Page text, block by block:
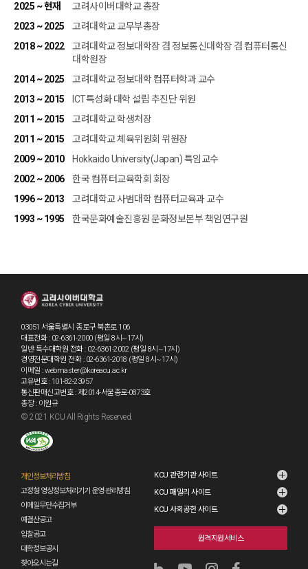
2025 ~ 현재
고려사이버대학교 총장
2023 ~ 2025
고려대학교 교무부총장
2018 ~ 2022
고려대학교 정보대학장 겸 정보통신대학장 겸 컴퓨터통신
대학원장
2014 ~ 2025
고려대학교 정보대학 컴퓨터학과 교수
2013 ~ 2015
ICT특성화 대학 설립 추진단 위원
2011 ~ 2015
고려대학교 학생처장
2011 ~ 2015
고려대학교 체육위원회 위원장
2009 ~ 2010
Hokkaido University(Japan) 특임교수
2002 ~ 2006
한국 컴퓨터교육학회 회장
1996 ~ 2013
고려대학교 사범대학 컴퓨터교육과 교수
1993 ~ 1995
한국문화예술진흥원 문화정보본부 책임연구원
03051 서울특별시 종로구 북촌로 106
대표전화 : 02-6361-2000 (평일 8시~17시)
일반·특수대학원 전화 : 02-6361-2002 (평일 8시~17시)
경영전문대학원 전화 : 02-6361-2018 (평일 8시~17시)
이메일 : webmaster@koreacu.ac.kr
고유번호 : 101-82-23957
통신판매신고번호 : 제2014-서울종로-0873호
총장 : 이원규
© 2021 KCU All Rights Reserved.
개인정보처리방침
고정형 영상정보처리기기 운영·관리방침
이메일무단수집거부
예결산공고
입찰공고
대학정보공시
찾아오시는길
KCU 관련기관 사이트
KCU 패밀리 사이트
KCU 사회공헌 사이트
원격지원서비스